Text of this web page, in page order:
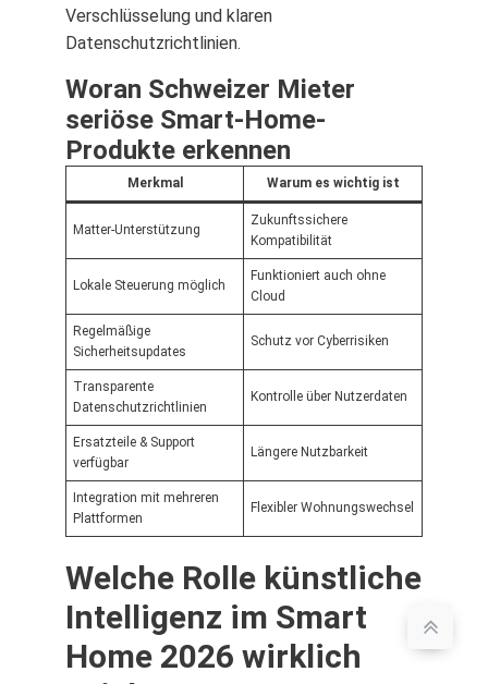
Verschlüsselung und klaren
Datenschutzrichtlinien.
Woran Schweizer Mieter
seriöse Smart-Home-
Produkte erkennen
Merkmal Warum es wichtig ist
Matter-Unterstützung
Zukunftssichere
Kompatibilität
Lokale Steuerung möglich
Funktioniert auch ohne
Cloud
Regelmäßige
Sicherheitsupdates
Schutz vor Cyberrisiken
Transparente
Datenschutzrichtlinien
Kontrolle über Nutzerdaten
Ersatzteile & Support
verfügbar
Längere Nutzbarkeit
Integration mit mehreren
Plattformen
Flexibler Wohnungswechsel
Welche Rolle künstliche
Intelligenz im Smart
Home 2026 wirklich